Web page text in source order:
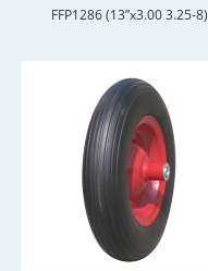
FFP1286 (13”x3.00 3.25-8)